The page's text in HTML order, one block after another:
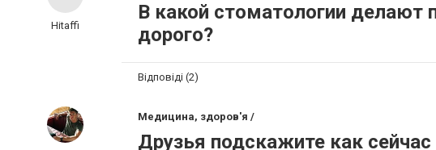
Hitaffi
В какой стоматологии делают
дорого?
Відповіді (2)
Медицина, здоров'я /
Друзья подскажите как